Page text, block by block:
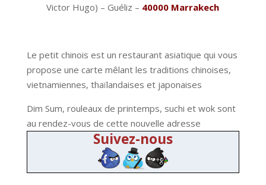
Victor Hugo) – Guéliz – 40000 Marrakech
Le petit chinois est un restaurant asiatique qui vous
propose une carte mêlant les traditions chinoises,
vietnamiennes, thaïlandaises et japonaises
Dim Sum, rouleaux de printemps, suchi et wok sont
au rendez-vous de cette nouvelle adresse
Suivez-nous